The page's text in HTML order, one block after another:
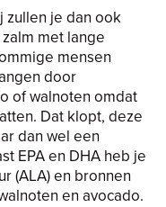
zullen je dan ook
met lange
mensen
door
of walnoten omdat
Dat klopt, deze
dan wel een
EPA en DHA heb je
(ALA) en bronnen
en avocado.